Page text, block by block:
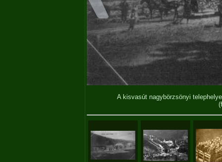
A kisvasút nagybörzsönyi